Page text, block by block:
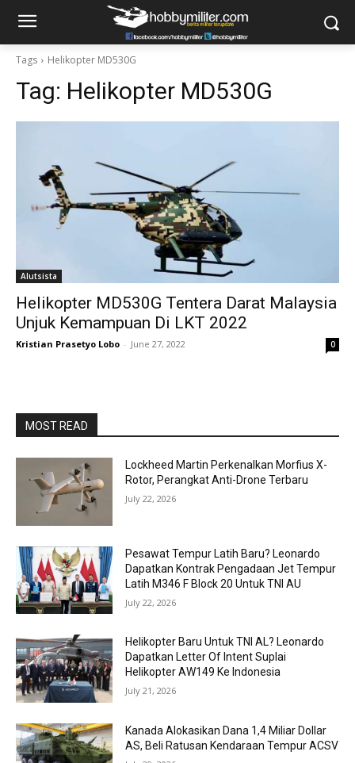
Tags Helikopter MD530G
Tag: Helikopter MD530G
Alutsista
Helikopter MD530G Tentera Darat Malaysia
Unjuk Kemampuan Di LKT 2022
Kristian Prasetyo Lobo - June 27, 2022 0
MOST READ
Lockheed Martin Perkenalkan Morfius X-
Rotor, Perangkat Anti-Drone Terbaru
July 22, 2026
Pesawat Tempur Latih Baru? Leonardo
Dapatkan Kontrak Pengadaan Jet Tempur
Latih M346 F Block 20 Untuk TNI AU
July 22, 2026
Helikopter Baru Untuk TNI AL? Leonardo
Dapatkan Letter Of Intent Suplai
Helikopter AW149 Ke Indonesia
July 21, 2026
Kanada Alokasikan Dana 1,4 Miliar Dollar
AS, Beli Ratusan Kendaraan Tempur ACSV